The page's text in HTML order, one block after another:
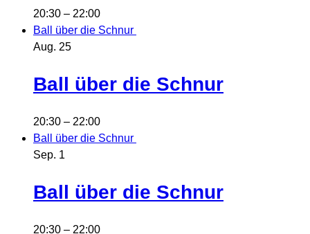
20:30 – 22:00
Ball über die Schnur
Aug. 25
Ball über die Schnur
20:30 – 22:00
Ball über die Schnur
Sep. 1
Ball über die Schnur
20:30 – 22:00